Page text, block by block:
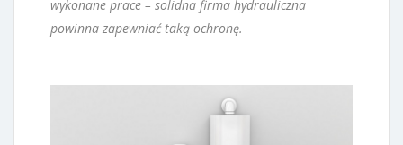
wykonane prace – solidna firma hydrauliczna
powinna zapewniać taką ochronę.